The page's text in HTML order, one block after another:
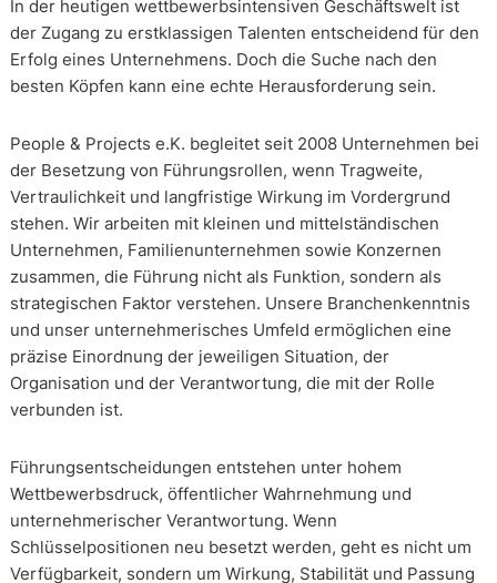
In der heutigen wettbewerbsintensiven Geschäftswelt ist
der Zugang zu erstklassigen Talenten entscheidend für den
Erfolg eines Unternehmens. Doch die Suche nach den
besten Köpfen kann eine echte Herausforderung sein.
People & Projects e.K. begleitet seit 2008 Unternehmen bei
der Besetzung von Führungsrollen, wenn Tragweite,
Vertraulichkeit und langfristige Wirkung im Vordergrund
stehen. Wir arbeiten mit kleinen und mittelständischen
Unternehmen, Familienunternehmen sowie Konzernen
zusammen, die Führung nicht als Funktion, sondern als
strategischen Faktor verstehen. Unsere Branchenkenntnis
und unser unternehmerisches Umfeld ermöglichen eine
präzise Einordnung der jeweiligen Situation, der
Organisation und der Verantwortung, die mit der Rolle
verbunden ist.
Führungsentscheidungen entstehen unter hohem
Wettbewerbsdruck, öffentlicher Wahrnehmung und
unternehmerischer Verantwortung. Wenn
Schlüsselpositionen neu besetzt werden, geht es nicht um
Verfügbarkeit, sondern um Wirkung, Stabilität und Passung